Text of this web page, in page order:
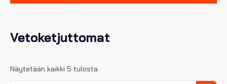
Vetoketjuttomat
Näytetään kaikki 5 tulosta